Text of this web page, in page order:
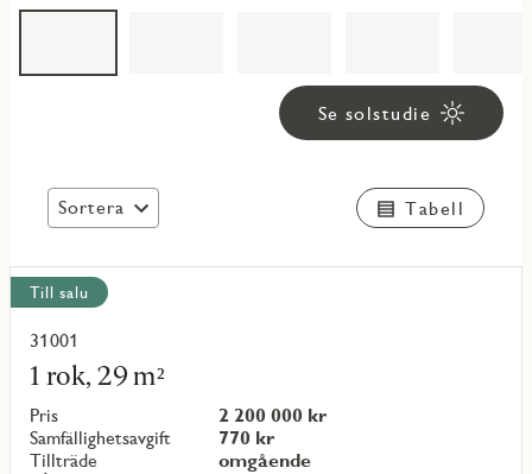
Se solstudie
Sortera Tabell
Visa
alla
objekt
Till salu
31001
1 rok, 29 m²
Pris
2 200 000 kr
Samfällighetsavgift
770 kr
Tillträde
omgående
Läs
mer
om
objekt
{objectNumber}